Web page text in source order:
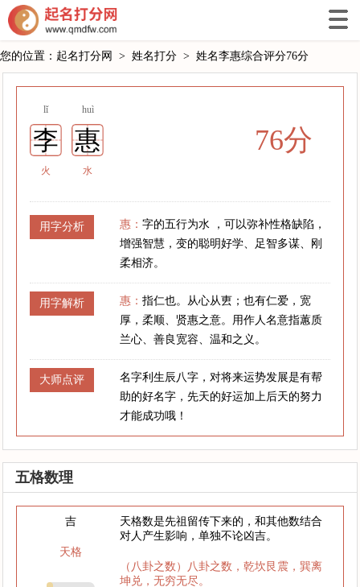
您的位置： 起名打分网 > 姓名打分 > 姓名李惠综合评分76分
lǐ huì
李 惠
火 水
76分
用字分析 惠：字的五行为水 ，可以弥补性格缺陷，
增强智慧，变的聪明好学、足智多谋、刚
柔相济。
用字解析 惠：指仁也。从心从叀；也有仁爱，宽
厚，柔顺、贤惠之意。用作人名意指蕙质
兰心、善良宽容、温和之义。
大师点评
名字利生辰八字，对将来运势发展是有帮
助的好名字，先天的好运加上后天的努力
才能成功哦！
五格数理
吉
天格
天格数是先祖留传下来的，和其他数结合
对人产生影响，单独不论凶吉。
（八卦之数）八卦之数，乾坎艮震，巽离
坤兑，无穷无尽。